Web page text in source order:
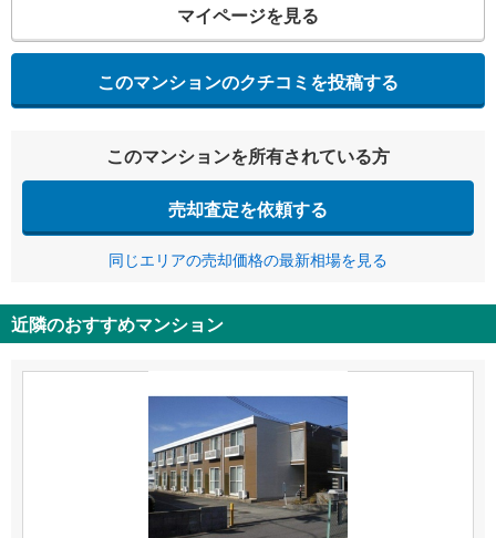
マイページを見る
このマンションのクチコミを投稿する
このマンションを所有されている方
売却査定を依頼する
同じエリアの売却価格の最新相場を見る
近隣のおすすめマンション